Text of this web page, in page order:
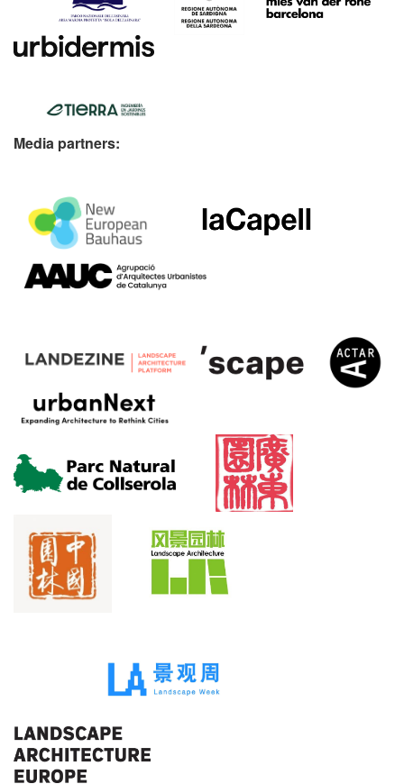
Media partners: